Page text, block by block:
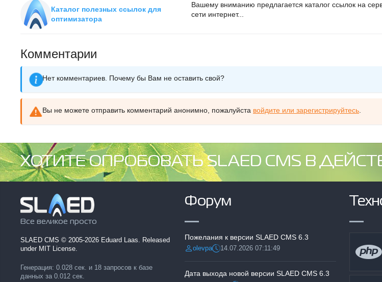
Каталог полезных ссылок для
оптимизатора
Вашему вниманию предлагается каталог ссылок на
сети интернет...
Комментарии
Нет комментариев. Почему бы Вам не оставить свой?
Вы не можете отправить комментарий анонимно, пожалуйста войдите или зарегистрируйтесь
ХОТИТЕ ОПРОБОВАТЬ SLAED CMS В
Все великое просто
SLAED CMS © 2005-2026 Eduard Laas. Released
under MIT License.
Генерация: 0.028 сек. и 18 запросов к базе
данных за 0.012 сек.
Форум
Пожелания к версии SLAED CMS 6.3
Разместил:
olevpaДата:14.07.2026 07:11:49
Дата выхода новой версии SLAED CMS 6.3